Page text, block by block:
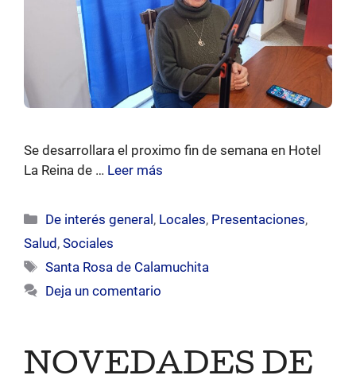
Se desarrollara el proximo fin de semana en Hotel
La Reina de … Leer más
Categorías
De interés general, Locales, Presentaciones,
Salud, Sociales
Etiquetas
Santa Rosa de Calamuchita
Deja un comentario
NOVEDADES DE